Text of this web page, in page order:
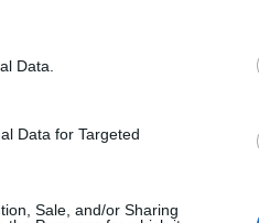
Data.
Data for Targeted
Sale, and/or Sharing
A téma valószínűleg...
melynek olvasása